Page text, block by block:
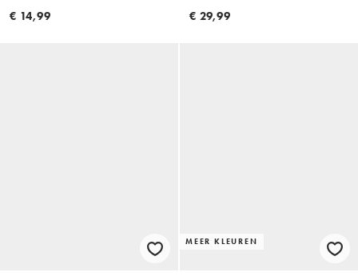
€ 14,99
€ 29,99
MEER KLEUREN